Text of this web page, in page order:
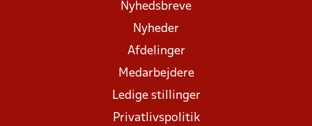
Nyhedsbreve
Nyheder
Afdelinger
Medarbejdere
Ledige stillinger
Privatlivspolitik